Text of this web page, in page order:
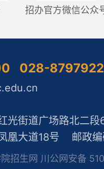
招办官方微信公众
028-
光街道广场路北二
凰大道18号 邮政
招生网 川公网安备